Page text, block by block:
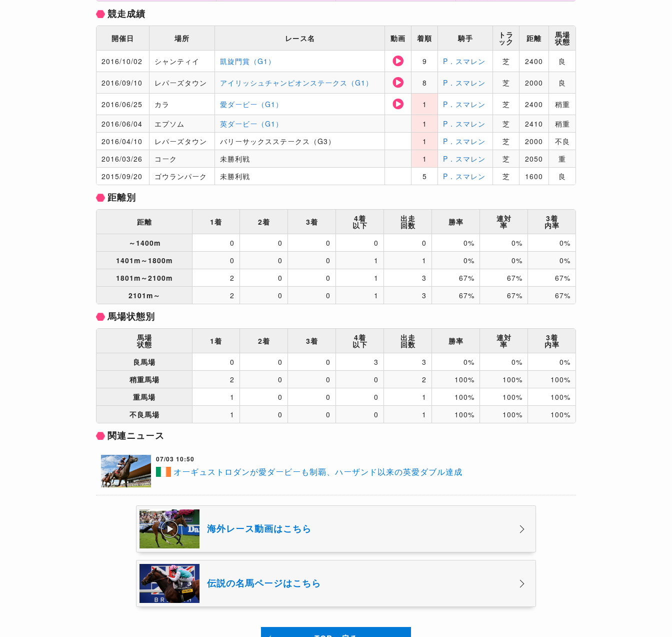
競走成績
開催日 場所 レース名 動画 着順 騎手 トラ
ック 距離 馬場
状態
2016/10/02 シャンティイ 凱旋門賞（G1） 9 P．スマレン 芝 2400 良
2016/09/10 レパーズタウン アイリッシュチャンピオンステークス（G1） 8 P．スマレン 芝 2000 良
2016/06/25 カラ 愛ダービー（G1） 1 P．スマレン 芝 2400
稍重
2016/06/04 エプソム 英ダービー（G1） 1 P．スマレン 芝 2410
稍重
2016/04/10 レパーズタウン バリーサックスステークス（G3） 1 P．スマレン 芝 2000
不良
2016/03/26 コーク 未勝利戦 1 P．スマレン 芝 2050
重
2015/09/20 ゴウランパーク 未勝利戦 5 P．スマレン 芝 1600 良
距離別
距離 1着 2着 3着 4着
以下
出走
回数 勝率 連対
率
3着
内率
～1400m
0 0 0 0 0 0% 0%
0%
1401m～1800m
0 0 0 1 1 0% 0%
0%
1801m～2100m
2 0 0 1 3 67% 67%
67%
2101m～
2 0 0 1 3 67% 67% 67%
馬場状態別
馬場
状態 1着 2着 3着 4着
以下
出走
回数 勝率 連対
率
3着
内率
良馬場
0 0 0 3 3 0% 0%
0%
稍重馬場
2 0 0 0 2 100% 100%
100%
重馬場
1 0 0 0 1 100% 100%
100%
不良馬場
1 0 0 0 1 100% 100% 100%
関連ニュース
07/03 10:50
​オーギュストロダンが愛ダービーも制覇、ハーザンド以来の英愛ダブル達成
海外レース動画はこちら
伝説の名馬ページはこちら